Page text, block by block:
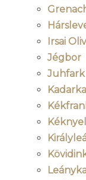
Irsai
Jégbor
Juhfark
Kadarka